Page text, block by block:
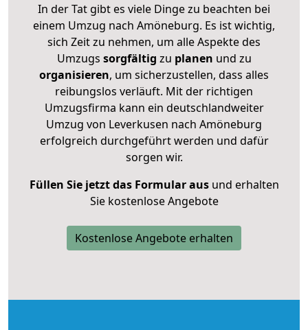
In der Tat gibt es viele Dinge zu beachten bei
einem Umzug nach Amöneburg. Es ist wichtig,
sich Zeit zu nehmen, um alle Aspekte des
Umzugs sorgfältig zu planen und zu
organisieren, um sicherzustellen, dass alles
reibungslos verläuft. Mit der richtigen
Umzugsfirma kann ein deutschlandweiter
Umzug von Leverkusen nach Amöneburg
erfolgreich durchgeführt werden und dafür
sorgen wir.
Füllen Sie jetzt das Formular ausund erhalten
Sie kostenlose Angebote
Kostenlose Angebote erhalten